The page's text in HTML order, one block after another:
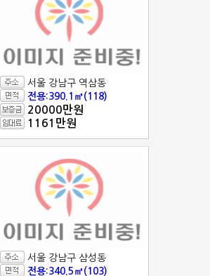
서울 강남구 역삼동
전용:390.1㎡(118)
20000만원
1161만원
서울 강남구 삼성동
전용:340.5㎡(103)